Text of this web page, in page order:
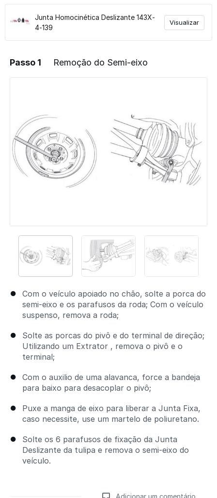
Junta Homocinética Deslizante 143X-
4-139
Visualizar
Passo 1 Remoção do Semi-eixo
Com o veículo apoiado no chão, solte a porca do
semi-eixo e os parafusos da roda; Com o veículo
suspenso, remova a roda;
Solte as porcas do pivô e do terminal de direção;
Utilizando um Extrator , remova o pivô e o
terminal;
Com o auxilio de uma alavanca, force a bandeja
para baixo para desacoplar o pivô;
Puxe a manga de eixo para liberar a Junta Fixa,
caso necessite, use um martelo de poliuretano.
Solte os 6 parafusos de fixação da Junta
Deslizante da tulipa e remova o semi-eixo do
veículo.
Adicionar um comentário